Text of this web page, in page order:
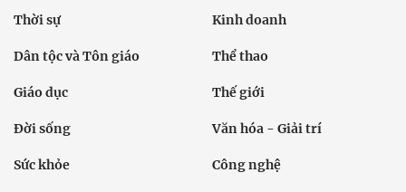
Thời sự Kinh doanh
Dân tộc và Tôn giáo Thể thao
Giáo dục Thế giới
Đời sống Văn hóa - Giải trí
Sức khỏe Công nghệ